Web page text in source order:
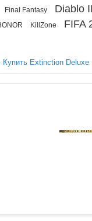
Final Fantasy
Diablo
KillZone FIFA
Купить Extinction